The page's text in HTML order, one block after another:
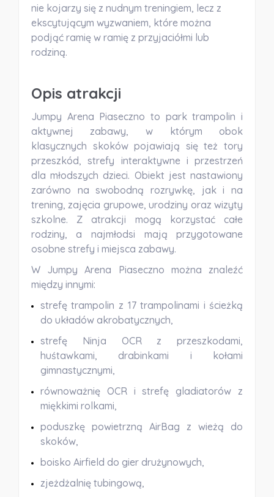
nie kojarzy się z nudnym treningiem, lecz z
ekscytującym wyzwaniem, które można
podjąć ramię w ramię z przyjaciółmi lub
rodziną.
Opis atrakcji
Jumpy Arena Piaseczno to park trampolin i
aktywnej zabawy, w którym obok
klasycznych skoków pojawiają się też tory
przeszkód, strefy interaktywne i przestrzeń
dla młodszych dzieci. Obiekt jest nastawiony
zarówno na swobodną rozrywkę, jak i na
trening, zajęcia grupowe, urodziny oraz wizyty
szkolne. Z atrakcji mogą korzystać całe
rodziny, a najmłodsi mają przygotowane
osobne strefy i miejsca zabawy.
W Jumpy Arena Piaseczno można znaleźć
między innymi:
strefę trampolin z 17 trampolinami i ścieżką
do układów akrobatycznych,
strefę Ninja OCR z przeszkodami,
huśtawkami, drabinkami i kołami
gimnastycznymi,
równoważnię OCR i strefę gladiatorów z
miękkimi rolkami,
poduszkę powietrzną AirBag z wieżą do
skoków,
boisko Airfield do gier drużynowych,
zjeżdżalnię tubingową,